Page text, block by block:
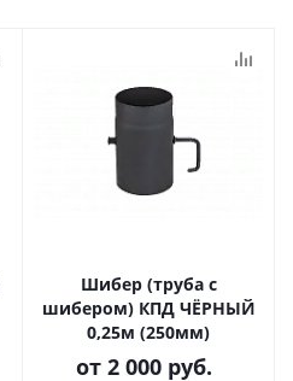
Шибер (труба с
шибером) КПД ЧЁРНЫЙ
0,25м (250мм)
от 2 000 руб.